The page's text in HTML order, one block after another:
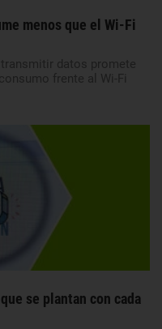
menos que el Wi-Fi
datos promete
frente al Wi-Fi
se plantan con cada